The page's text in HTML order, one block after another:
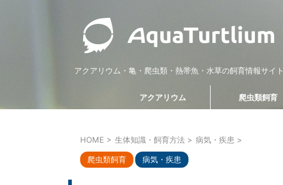
アクアリウム・亀・爬虫類・熱帯魚・水草の飼育情報サイト
アクアリウム 爬虫類飼育
HOME > 生体知識・飼育方法 > 病気・疾患 >
爬虫類飼育 病気・疾患
図鑑